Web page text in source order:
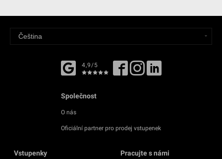
4,9/5
Společnost
O nás
Oficiální partner pro prodej vstupenek
Vstupenky Pracujte s námi